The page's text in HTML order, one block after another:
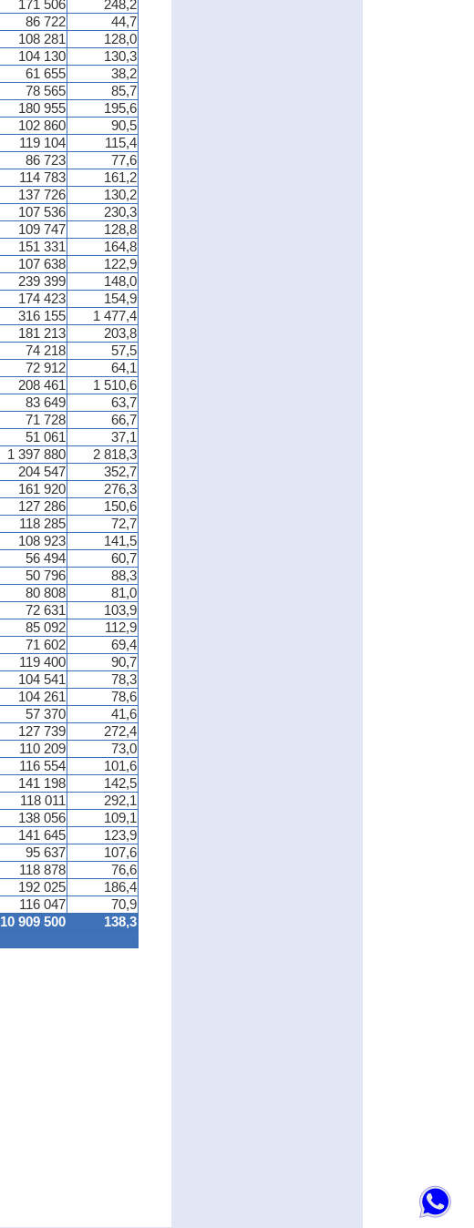
10 909 500
138,3
171 506
248,2
86 722
44,7
108 281
128,0
104 130
130,3
61 655
38,2
78 565
85,7
180 955
195,6
102 860
90,5
119 104
115,4
86 723
77,6
114 783
161,2
137 726
130,2
107 536
230,3
109 747
128,8
151 331
164,8
107 638
122,9
239 399
148,0
174 423
154,9
316 155
1 477,4
181 213
203,8
74 218
57,5
72 912
64,1
208 461
1 510,6
83 649
63,7
71 728
66,7
51 061
37,1
1 397 880
2 818,3
204 547
352,7
161 920
276,3
127 286
150,6
118 285
72,7
108 923
141,5
56 494
60,7
50 796
88,3
80 808
81,0
72 631
103,9
85 092
112,9
71 602
69,4
119 400
90,7
104 541
78,3
104 261
78,6
57 370
41,6
127 739
272,4
110 209
73,0
116 554
101,6
141 198
142,5
118 011
292,1
138 056
109,1
141 645
123,9
95 637
107,6
118 878
76,6
192 025
186,4
116 047 70,9